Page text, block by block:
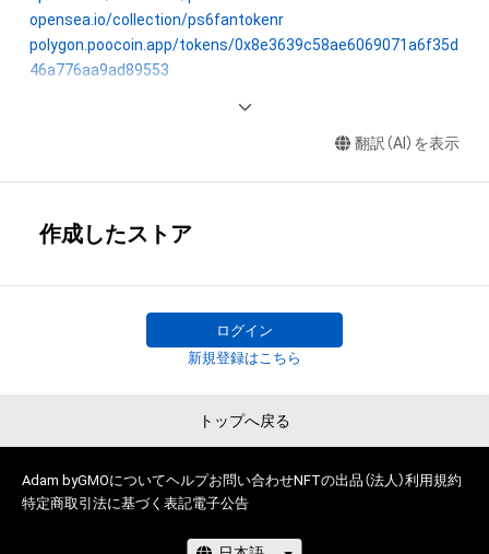
opensea.io/collection/ps6fantokenr
polygon.poocoin.app/tokens/0x8e3639c58ae6069071a6f35d
46a776aa9ad89553
www.youtube.com/c/PS6PS5
twitter.com/PS6FANTOKEN
翻訳（AI）を表示
作成したストア
ログイン
新規登録はこちら
トップへ戻る
Adam byGMOについてヘルプお問い合わせNFTの出品（法人）利用規約
特定商取引法に基づく表記電子公告